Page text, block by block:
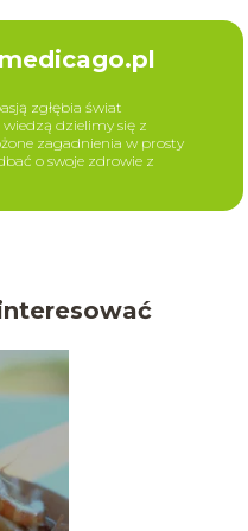
zgłębia świat
dzielimy się z
zagadnienia w prosty
o swoje zdrowie z